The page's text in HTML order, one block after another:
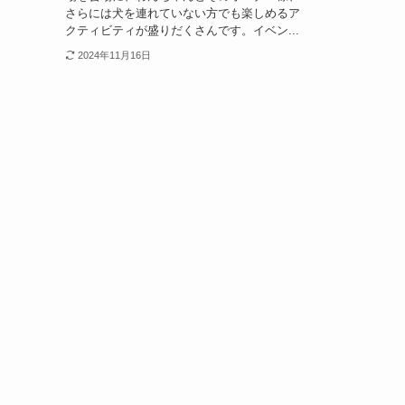
さらには犬を連れていない方でも楽しめるア
クティビティが盛りだくさんです。イベン...
2024年11月16日